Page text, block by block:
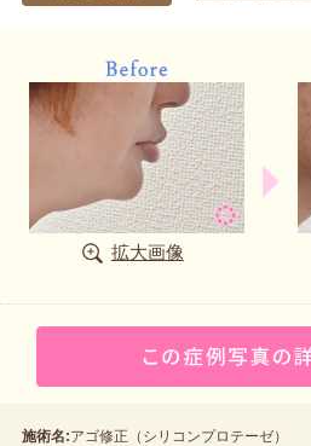
拡大画像
施術名:アゴ修正（シリコンプロテーゼ）